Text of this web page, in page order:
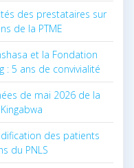
des prestataires sur
de la PTME
et la Fondation
: 5 ans de convivialité
de mai 2026 de la
des patients
du PNLS